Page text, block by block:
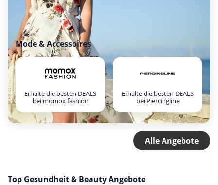
Mode & Accessoires
Erhalte die besten DEALS
bei momox fashion
Erhalte die besten DEALS
bei Piercingline
Alle Angebote
Top Gesundheit & Beauty Angebote